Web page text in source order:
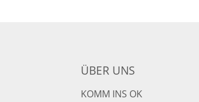
ÜBER UNS
KOMM INS OK